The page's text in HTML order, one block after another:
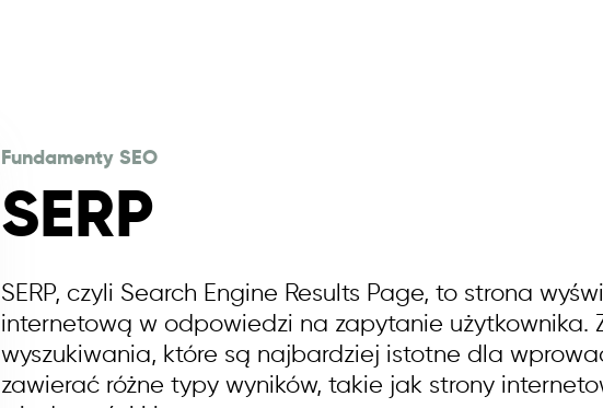
Fundamenty SEO
SERP
SERP, czyli Search Engine Results Page, to strona
internetową w odpowiedzi na zapytanie użytkownika.
wyszukiwania, które są najbardziej istotne dla
zawierać różne typy wyników, takie jak strony